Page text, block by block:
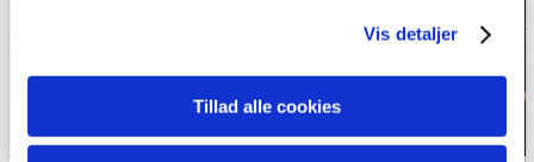
Vi bruger cookies til at tilpasse vores indhold og
for sociale medier, annonceringspartnere og
Vis detaljer
Tillad alle cookies